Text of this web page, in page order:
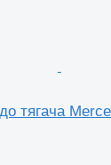
тягача